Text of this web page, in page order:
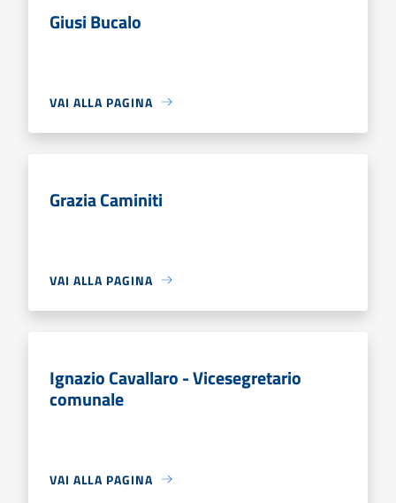
Giusi Bucalo
VAI ALLA PAGINA
Grazia Caminiti
VAI ALLA PAGINA
Ignazio Cavallaro - Vicesegretario
comunale
VAI ALLA PAGINA